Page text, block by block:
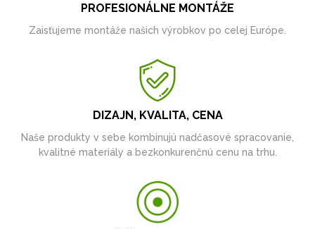
PROFESIONÁLNE MONTÁŽE
Zaisťujeme montáže našich výrobkov po celej Európe.
DIZAJN, KVALITA, CENA
Naše produkty v sebe kombinujú nadčasové spracovanie,
kvalitné materiály a bezkonkurenčnú cenu na trhu.